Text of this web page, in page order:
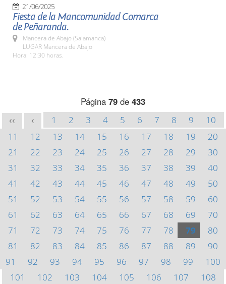
21/06/2025
Fiesta de la Mancomunidad Comarca
de Peñaranda.
Mancera de Abajo (Salamanca)
LUGAR Mancera de Abajo
Hora: 12:30 horas.
Página 79 de 433
<< < 1 2 3 4 5 6 7 8 9
10
11
12 13 14 15 16 17 18 19
20
21
22 23 24 25 26 27 28 29
30
31
32 33 34 35 36 37 38 39
40
41
42 43 44 45 46 47 48 49
50
51
52 53 54 55 56 57 58 59
60
61
62 63 64 65 66 67 68 69
70
71
72 73 74 75 76 77 78 79
80
81
82 83 84 85 86 87 88 89
90
91
92 93 94 95 96 97 98 99
100
101
102 103 104 105 106 107
108